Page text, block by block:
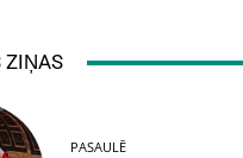
ZIŅAS
PASAULĒ